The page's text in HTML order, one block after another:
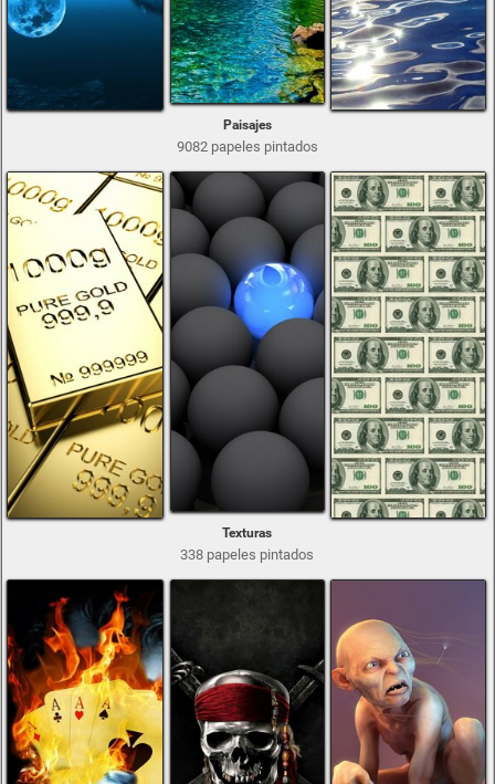
Paisajes
9082 papeles pintados
Texturas
338 papeles pintados